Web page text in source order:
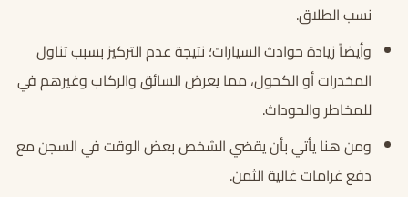
نسب الطلاق.
وأيضاً زيادة حوادث السيارات؛ نتيجة عدم التركيز بسبب تناول
المخدرات أو الكحول، مما يعرض السائق والركاب وغيرهم في
للمخاطر والحوداث.
ومن هنا يأتي بأن يقضي الشخص بعض الوقت في السجن مع
دفع غرامات غالية الثمن.